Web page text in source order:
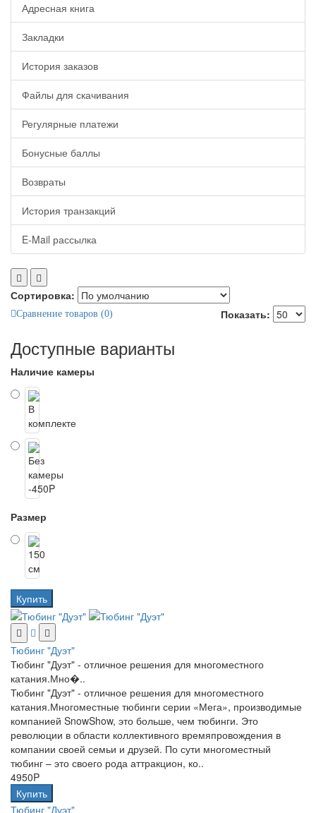
Адресная книга
Закладки
История заказов
Файлы для скачивания
Регулярные платежи
Бонусные баллы
Возвраты
История транзакций
E-Mail рассылка
Сортировка:
Показать:
Сравнение товаров (0)
Доступные варианты
Наличие камеры
Размер
Купить
Тюбинг "Дуэт"
Тюбинг "Дуэт" - отличное решения для многоместного
катания.Мно�..
Тюбинг "Дуэт" - отличное решения для многоместного
катания.Многоместные тюбинги серии «Мега», производимые
компанией SnowShow, это больше, чем тюбинги. Это
революции в области коллективного времяпровождения в
компании своей семьи и друзей. По сути многоместный
тюбинг – это своего рода аттракцион, ко..
4950P
Купить
Тюбинг "Дуэт"